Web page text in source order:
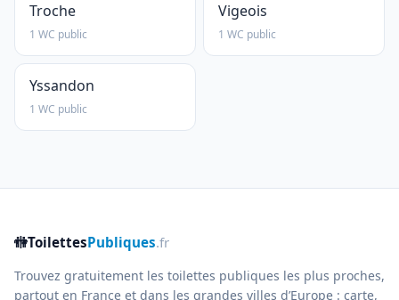
Troche
1 WC public
Vigeois
1 WC public
Yssandon
1 WC public
🚻ToilettesPubliques.fr
Trouvez gratuitement les toilettes publiques les plus proches,
partout en France et dans les grandes villes d’Europe : carte,